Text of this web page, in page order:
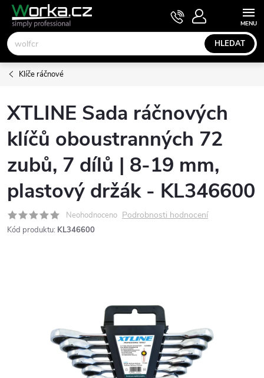
Přejít
obsah
HLEDAT
NÁKUPNÍ
KOŠÍK
Klíče ráčnové
XTLINE Sada ráčnových
klíčů oboustranných 72
zubů, 7 dílů | 8-19 mm,
plastový držák - KL346600
Neohodnoceno Podrobnosti hodnocení
Kód produktu: KL346600